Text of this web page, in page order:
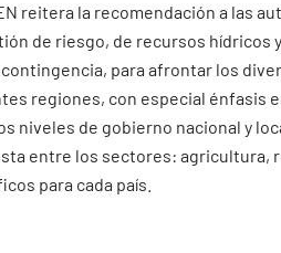
reitera la recomendación a las
de riesgo, de recursos hídricos
para afrontar los
regiones, con especial énfasis
niveles de gobierno nacional y
entre los sectores: agricultura,
para cada país.